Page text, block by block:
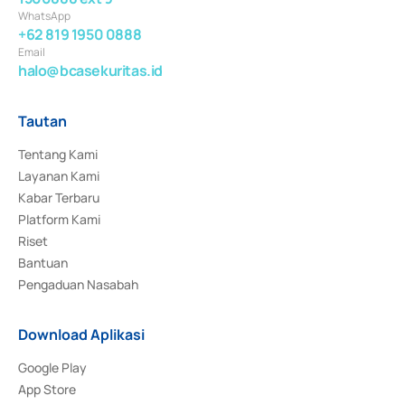
WhatsApp
+62 819 1950 0888
Email
halo@bcasekuritas.id
Tautan
Tentang Kami
Layanan Kami
Kabar Terbaru
Platform Kami
Riset
Bantuan
Pengaduan Nasabah
Download Aplikasi
Google Play
App Store